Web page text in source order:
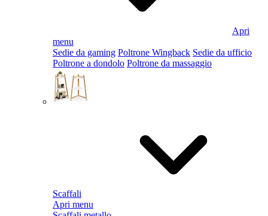
Apri
menu
Sedie da gaming Poltrone Wingback Sedie da ufficio
Poltrone a dondolo Poltrone da massaggio
Scaffali
Apri menu